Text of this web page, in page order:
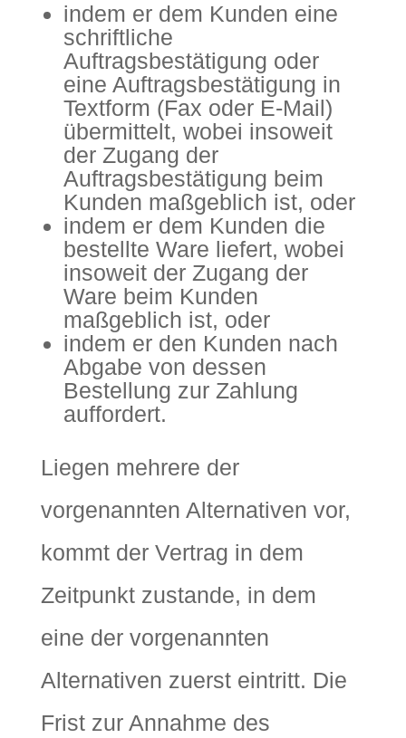
indem er dem Kunden eine
schriftliche
Auftragsbestätigung oder
eine Auftragsbestätigung in
Textform (Fax oder E-Mail)
übermittelt, wobei insoweit
der Zugang der
Auftragsbestätigung beim
Kunden maßgeblich ist, oder
indem er dem Kunden die
bestellte Ware liefert, wobei
insoweit der Zugang der
Ware beim Kunden
maßgeblich ist, oder
indem er den Kunden nach
Abgabe von dessen
Bestellung zur Zahlung
auffordert.
Liegen mehrere der
vorgenannten Alternativen vor,
kommt der Vertrag in dem
Zeitpunkt zustande, in dem
eine der vorgenannten
Alternativen zuerst eintritt. Die
Frist zur Annahme des